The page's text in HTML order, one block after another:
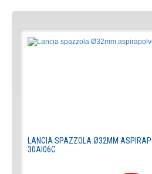
LANCIA SPAZZOLA Ø32MM
30AI06C